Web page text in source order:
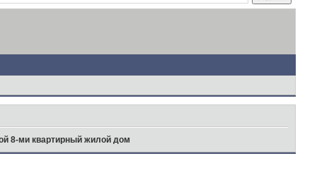
8-ми квартирный жилой дом